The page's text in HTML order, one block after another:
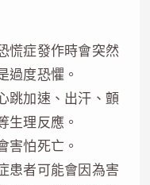
慌症發作時會突然
過度恐懼。
跳加速、出汗、顫
生理反應。
害怕死亡。
患者可能會因為害